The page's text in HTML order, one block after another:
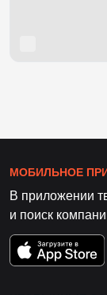
МОБИЛЬНОЕ
В приложении
и поиск